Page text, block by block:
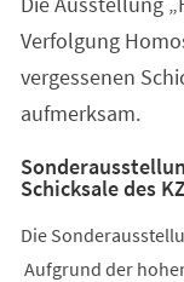
Verfolgung
vergessenen
aufmerksam.
Schicksale des
Die
Aufgrund der